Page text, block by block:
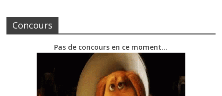
Concours
Pas de concours en ce moment…